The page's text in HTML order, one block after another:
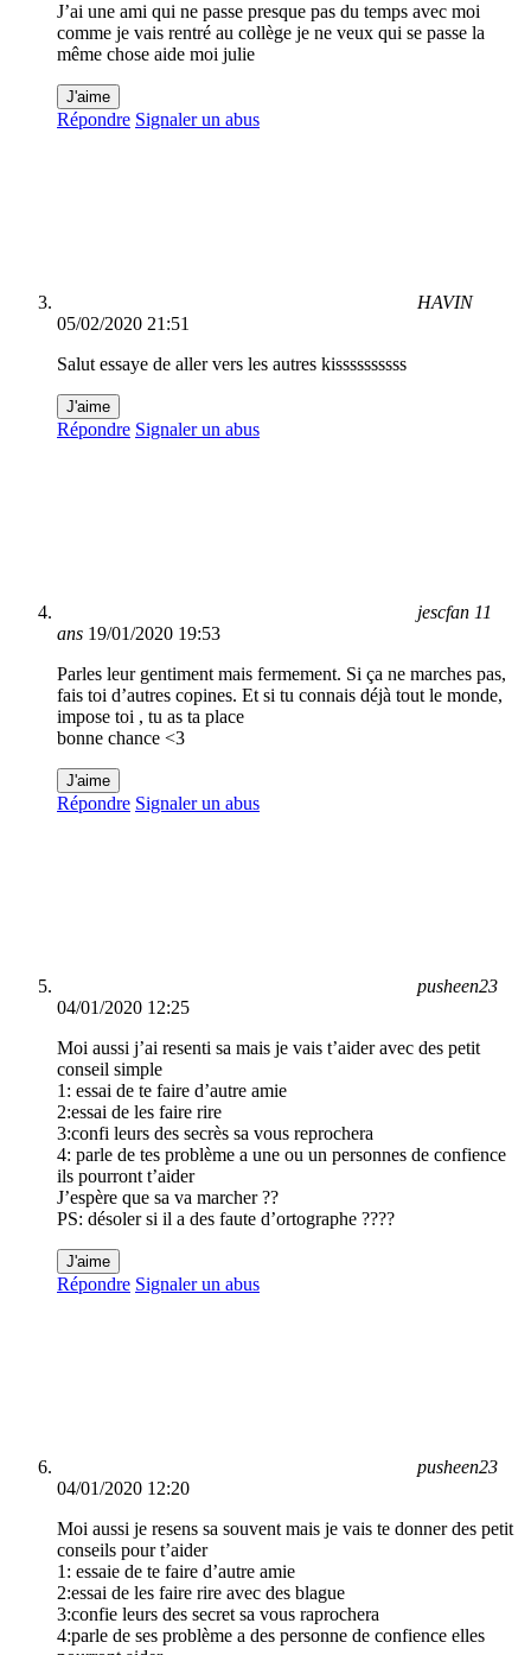
J’ai une ami qui ne passe presque pas du temps avec moi
comme je vais rentré au collège je ne veux qui se passe la
même chose aide moi julie
J'aime
Répondre Signaler un abus
HAVIN
05/02/2020 21:51
Salut essaye de aller vers les autres kissssssssss
J'aime
Répondre Signaler un abus
jescfan 11
ans 19/01/2020 19:53
Parles leur gentiment mais fermement. Si ça ne marches pas,
fais toi d’autres copines. Et si tu connais déjà tout le monde,
impose toi , tu as ta place
bonne chance <3
J'aime
Répondre Signaler un abus
pusheen23
04/01/2020 12:25
Moi aussi j’ai resenti sa mais je vais t’aider avec des petit
conseil simple
1: essai de te faire d’autre amie
2:essai de les faire rire
3:confi leurs des secrès sa vous reprochera
4: parle de tes problème a une ou un personnes de confience
ils pourront t’aider
J’espère que sa va marcher ??
PS: désoler si il a des faute d’ortographe ????
J'aime
Répondre Signaler un abus
pusheen23
04/01/2020 12:20
Moi aussi je resens sa souvent mais je vais te donner des petit
conseils pour t’aider
1: essaie de te faire d’autre amie
2:essai de les faire rire avec des blague
3:confie leurs des secret sa vous raprochera
4:parle de ses problème a des personne de confience elles